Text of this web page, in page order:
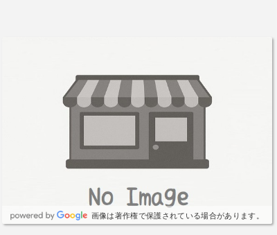
画像は著作権で保護されている場合があります。